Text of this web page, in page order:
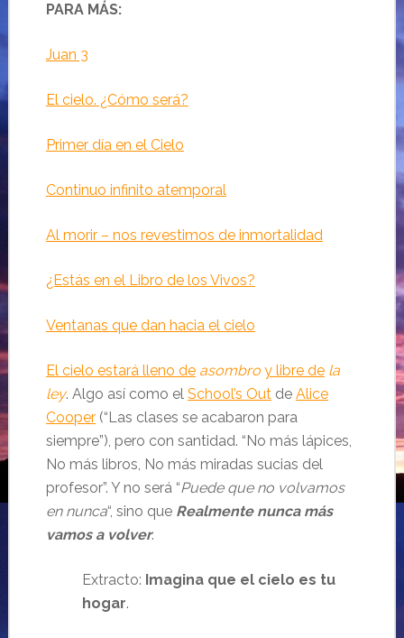
PARA MÁS:
Juan 3
El cielo. ¿Cómo será?
Primer día en el Cielo
Continuo infinito atemporal
Al morir – nos revestimos de inmortalidad
¿Estás en el Libro de los Vivos?
Ventanas que dan hacia el cielo
El cielo estará lleno de asombro y libre de la
ley. Algo así como el School’s Outde Alice
Cooper(“Las clases se acabaron para
siempre”), pero con santidad. “No más lápices,
No más libros, No más miradas sucias del
profesor”. Y no será “Puede que no volvamos
en nunca“, sino que Realmente nunca más
vamos a volver.
Extracto: Imagina que el cielo es tu
hogar.